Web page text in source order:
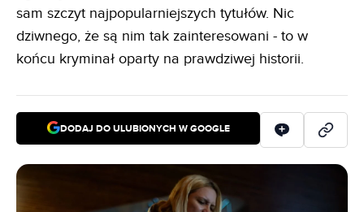
sam szczyt najpopularniejszych tytułów. Nic
dziwnego, że są nim tak zainteresowani - to w
końcu kryminał oparty na prawdziwej historii.
DODAJ DO ULUBIONYCH W GOOGLE